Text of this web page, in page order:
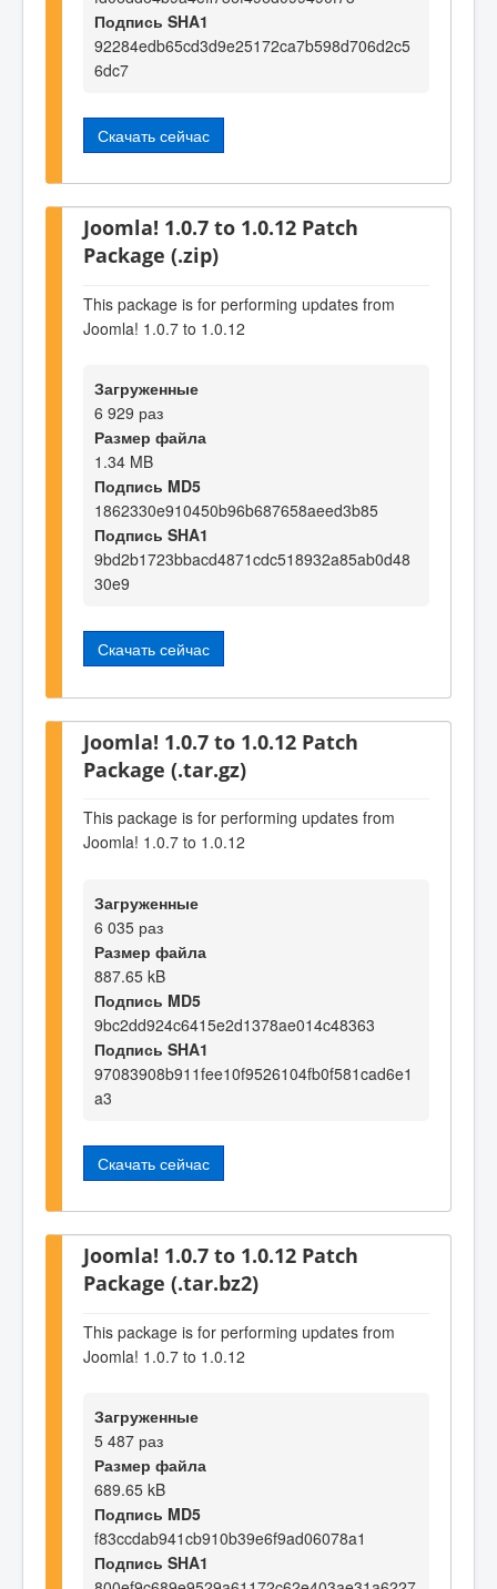
Подпись SHA1
92284edb65cd3d9e25172ca7b598d706d2c5
6dc7
Скачать сейчас
Joomla! 1.0.7 to 1.0.12 Patch
Package (.zip)
This package is for performing updates from
Joomla! 1.0.7 to 1.0.12
Загруженные
6 929 раз
Размер файла
1.34 MB
Подпись MD5
1862330e910450b96b687658aeed3b85
Подпись SHA1
9bd2b1723bbacd4871cdc518932a85ab0d48
30e9
Скачать сейчас
Joomla! 1.0.7 to 1.0.12 Patch
Package (.tar.gz)
This package is for performing updates from
Joomla! 1.0.7 to 1.0.12
Загруженные
6 035 раз
Размер файла
887.65 kB
Подпись MD5
9bc2dd924c6415e2d1378ae014c48363
Подпись SHA1
97083908b911fee10f9526104fb0f581cad6e1
a3
Скачать сейчас
Joomla! 1.0.7 to 1.0.12 Patch
Package (.tar.bz2)
This package is for performing updates from
Joomla! 1.0.7 to 1.0.12
Загруженные
5 487 раз
Размер файла
689.65 kB
Подпись MD5
f83ccdab941cb910b39e6f9ad06078a1
Подпись SHA1